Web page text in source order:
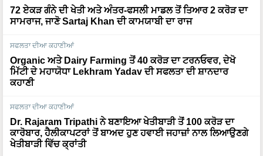
72 ਏਕੜ ਗੰਨੇ ਦੀ ਖੇਤੀ ਅਤੇ ਅੰਤਰ-ਫਸਲੀ ਮਾਡਲ ਤੋਂ ਤਿਆਰ 2 ਕਰੋੜ ਦਾ
ਸਾਮਰਾਜ, ਜਾਣੋ Sartaj Khan ਦੀ ਕਾਮਯਾਬੀ ਦਾ ਰਾਜ
ਸਫਲਤਾ ਦੀਆ ਕਹਾਣੀਆਂ
Organic ਅਤੇ Dairy Farming ਤੋਂ 40 ਕਰੋੜ ਦਾ ਟਰਨਓਵਰ, ਦੇਖੋ
ਮਿੱਟੀ ਦੇ ਮਹਾਯੋਧਾ Lekhram Yadav ਦੀ ਸਫਲਤਾ ਦੀ ਸ਼ਾਨਦਾਰ
ਕਹਾਣੀ
ਸਫਲਤਾ ਦੀਆ ਕਹਾਣੀਆਂ
Dr. Rajaram Tripathi ਨੇ ਬਣਾਇਆ ਖੇਤੀਬਾੜੀ ਤੋਂ 100 ਕਰੋੜ ਦਾ
ਕਾਰੋਬਾਰ, ਹੈਲੀਕਾਪਟਰਾਂ ਤੋਂ ਬਾਅਦ ਹੁਣ ਹਵਾਈ ਜਹਾਜ਼ਾਂ ਨਾਲ ਲਿਆਉਣਗੇ
ਖੇਤੀਬਾੜੀ ਵਿੱਚ ਕ੍ਰਾਂਤੀ